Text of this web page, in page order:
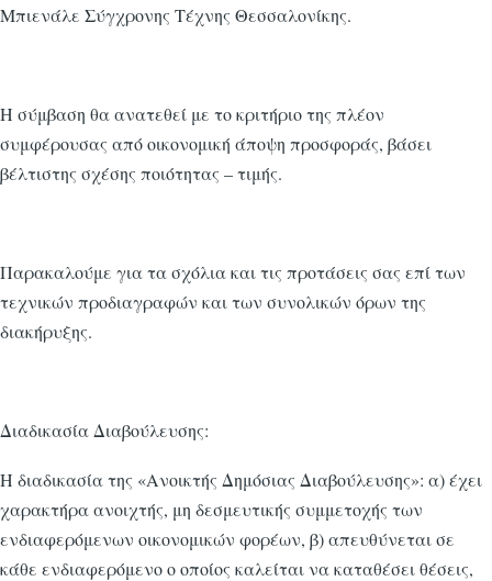
Μπιενάλε Σύγχρονης Τέχνης Θεσσαλονίκης.
Η σύμβαση θα ανατεθεί με το κριτήριο της πλέον
συμφέρουσας από οικονομική άποψη προσφοράς, βάσει
βέλτιστης σχέσης ποιότητας – τιμής.
Παρακαλούμε για τα σχόλια και τις προτάσεις σας επί των
τεχνικών προδιαγραφών και των συνολικών όρων της
διακήρυξης.
Διαδικασία Διαβούλευσης:
Η διαδικασία της «Ανοικτής Δημόσιας Διαβούλευσης»: α) έχει
χαρακτήρα ανοιχτής, μη δεσμευτικής συμμετοχής των
ενδιαφερόμενων οικονομικών φορέων, β) απευθύνεται σε
κάθε ενδιαφερόμενο ο οποίος καλείται να καταθέσει θέσεις,